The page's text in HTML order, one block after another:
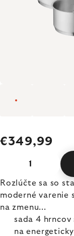
€349,99
Rozlúčte sa so
moderné varenie
na zmenu...
sada 4 hrncov
na